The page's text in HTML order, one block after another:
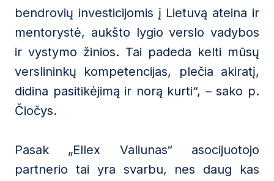
bendrovių investicijomis į Lietuvą ateina ir
mentorystė, aukšto lygio verslo vadybos
ir vystymo žinios. Tai padeda kelti mūsų
verslininkų kompetencijas, plečia akiratį,
didina pasitikėjimą ir norą kurti“, – sako p.
Čiočys.
Pasak „Ellex Valiunas“ asocijuotojo
partnerio tai yra svarbu, nes daug kas